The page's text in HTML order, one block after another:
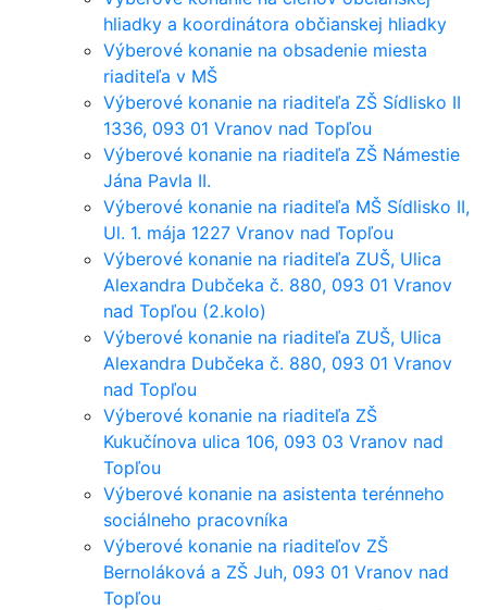
hliadky a koordinátora občianskej hliadky
Výberové konanie na obsadenie miesta
riaditeľa v MŠ
Výberové konanie na riaditeľa ZŠ Sídlisko II
1336, 093 01 Vranov nad Topľou
Výberové konanie na riaditeľa ZŠ Námestie
Jána Pavla II.
Výberové konanie na riaditeľa MŠ Sídlisko II,
Ul. 1. mája 1227 Vranov nad Topľou
Výberové konanie na riaditeľa ZUŠ, Ulica
Alexandra Dubčeka č. 880, 093 01 Vranov
nad Topľou (2.kolo)
Výberové konanie na riaditeľa ZUŠ, Ulica
Alexandra Dubčeka č. 880, 093 01 Vranov
nad Topľou
Výberové konanie na riaditeľa ZŠ
Kukučínova ulica 106, 093 03 Vranov nad
Topľou
Výberové konanie na asistenta terénneho
sociálneho pracovníka
Výberové konanie na riaditeľov ZŠ
Bernoláková a ZŠ Juh, 093 01 Vranov nad
Topľou